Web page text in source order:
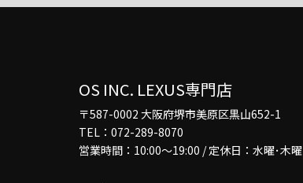
OS INC. LEXUS専門店
〒587-0002 大阪府堺市美原区黒山652-1
TEL：072-289-8070
営業時間：10:00～19:00 / 定休日：水曜･木曜